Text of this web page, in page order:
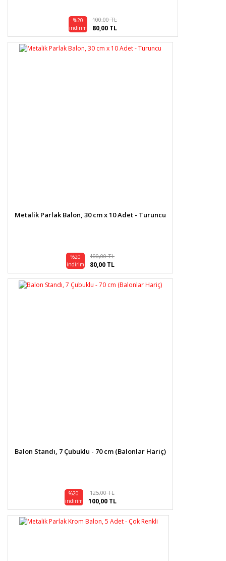
%20
indirim
100,00 TL
80,00 TL
Metalik Parlak Balon, 30 cm x 10 Adet - Turuncu
%20
indirim
100,00 TL
80,00 TL
Balon Standı, 7 Çubuklu - 70 cm (Balonlar Hariç)
%20
indirim
125,00 TL
100,00 TL